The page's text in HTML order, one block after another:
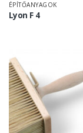
ÉPÍTŐANYAGOK
Lyon F 4